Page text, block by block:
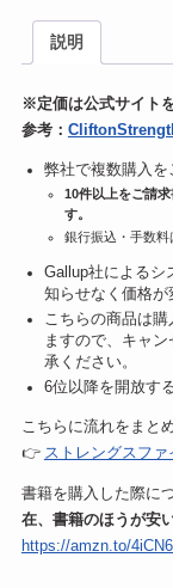
ト
ン
ト
レ
ン
グ
ス
ク
セ
ス
コ
ド
個
説明
※定価は公式サイト
参考：
弊社で複数購入を
10件以上をご請
す。
銀行振込・手数料
Gallup社によるシ
知らせなく価格が
こちらの商品は
ますので、キャ
承ください。
6位以降を開放す
こちらに流れをまと
👉 ストレングスフ
書籍を購入した際に
在、書籍のほうが安
https://amzn.to/